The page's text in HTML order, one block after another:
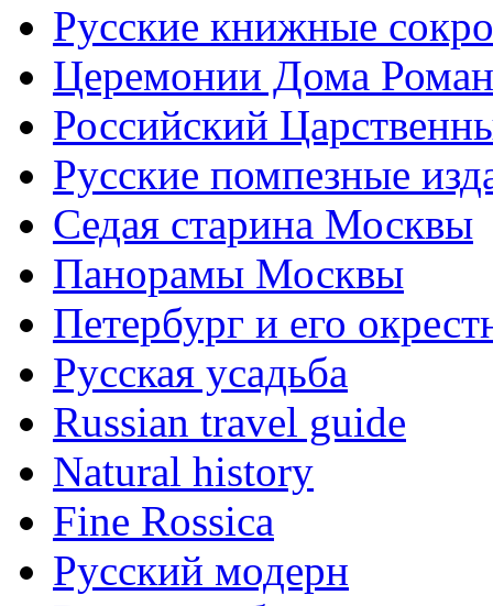
Русские книжные
Церемонии Дома
Российский
Русские помпезные
Седая старина Москвы
Панорамы Москвы
Петербург и его
Русская усадьба
Russian travel guide
Natural history
Fine Rossica
Русский модерн